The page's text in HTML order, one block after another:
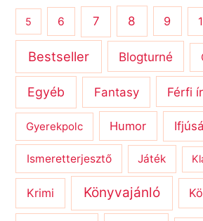
5 6 7 8 9
Bestseller Blogturné
Egyéb Fantasy Férfi
Gyerekpolc Humor
Ismeretterjesztő Játék
Krimi Könyvajánló